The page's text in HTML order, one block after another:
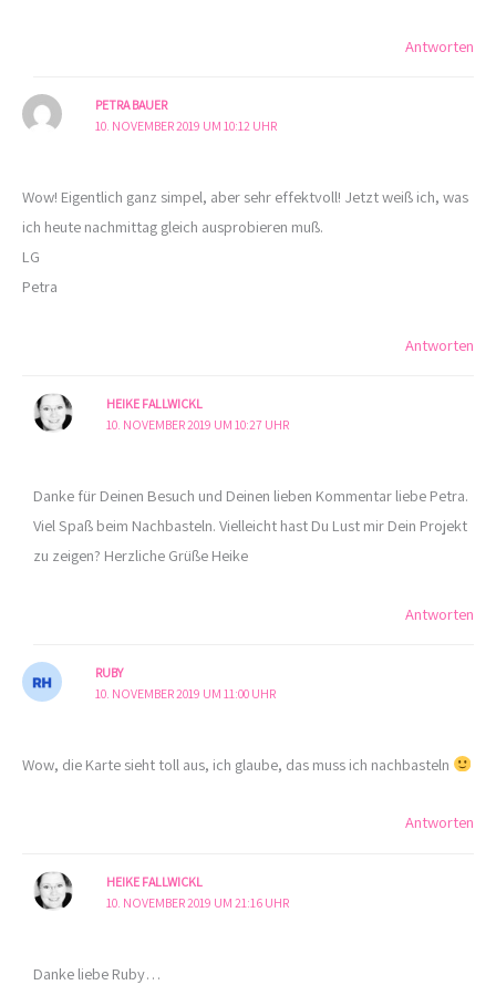
Antworten
PETRA BAUER
10. NOVEMBER 2019 UM 10:12 UHR
Wow! Eigentlich ganz simpel, aber sehr effektvoll! Jetzt weiß ich, was
ich heute nachmittag gleich ausprobieren muß.
LG
Petra
Antworten
HEIKE FALLWICKL
10. NOVEMBER 2019 UM 10:27 UHR
Danke für Deinen Besuch und Deinen lieben Kommentar liebe Petra.
Viel Spaß beim Nachbasteln. Vielleicht hast Du Lust mir Dein Projekt
zu zeigen? Herzliche Grüße Heike
Antworten
RUBY
10. NOVEMBER 2019 UM 11:00 UHR
Wow, die Karte sieht toll aus, ich glaube, das muss ich nachbasteln
Antworten
HEIKE FALLWICKL
10. NOVEMBER 2019 UM 21:16 UHR
Danke liebe Ruby…